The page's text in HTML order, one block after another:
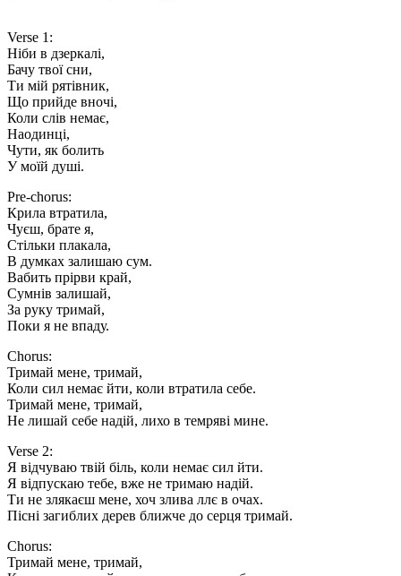
Verse 1:
Ніби в дзеркалі,
Бачу твої сни,
Ти мій рятівник,
Що прийде вночі,
Коли слів немає,
Наодинці,
Чути, як болить
У моїй душі.
Pre-chorus:
Крила втратила,
Чуєш, брате я,
Стільки плакала,
В думках залишаю сум.
Вабить прірви край,
Сумнів залишай,
За руку тримай,
Поки я не впаду.
Chorus:
Тримай мене, тримай,
Коли сил немає йти, коли втратила себе.
Тримай мене, тримай,
Не лишай себе надій, лихо в темряві мине.
Verse 2:
Я відчуваю твій біль, коли немає сил йти.
Я відпускаю тебе, вже не тримаю надій.
Ти не злякаєш мене, хоч злива ллє в очах.
Пісні загиблих дерев ближче до серця тримай.
Chorus:
Тримай мене, тримай,